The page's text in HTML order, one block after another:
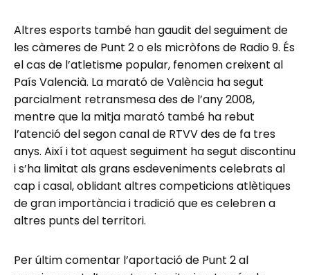
Altres esports també han gaudit del seguiment de
les càmeres de Punt 2 o els micròfons de Radio 9. És
el cas de l’atletisme popular, fenomen creixent al
País Valencià. La marató de València ha segut
parcialment retransmesa des de l’any 2008,
mentre que la mitja marató també ha rebut
l’atenció del segon canal de RTVV des de fa tres
anys. Així i tot aquest seguiment ha segut discontinu
i s’ha limitat als grans esdeveniments celebrats al
cap i casal, oblidant altres competicions atlètiques
de gran importància i tradició que es celebren a
altres punts del territori.
Per últim comentar l’aportació de Punt 2 al